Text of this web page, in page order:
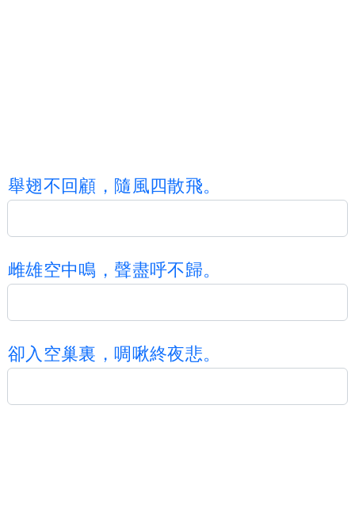
舉翅不回 顧 ， 隨 風四散飛。
雌雄空中鳴 ， 聲盡呼不歸。
卻入 空巢裏 ， 啁啾終夜悲。